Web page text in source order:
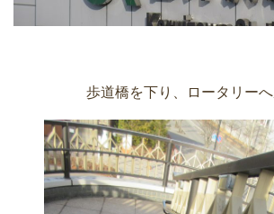
歩道橋を下り、ロータリーへ